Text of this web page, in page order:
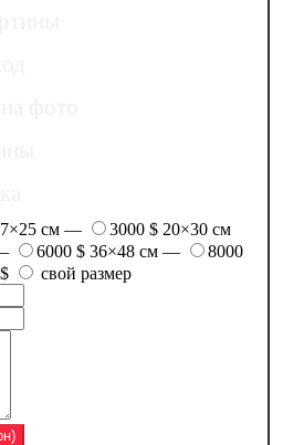
см — 3000 $ 20×30 см
6000 $ 36×48 см —
8000
свой размер